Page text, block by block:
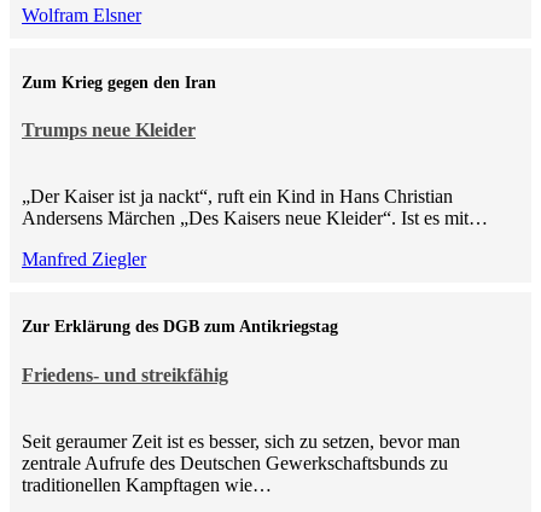
Wolfram Elsner
Trumps neue Kleider
Zum Krieg gegen den Iran
„Der Kaiser ist ja nackt“, ruft ein Kind in Hans Christian
Andersens Märchen „Des Kaisers neue Kleider“. Ist es mit…
Manfred Ziegler
Friedens- und streikfähig
Zur Erklärung des DGB zum Antikriegstag
Seit geraumer Zeit ist es besser, sich zu setzen, bevor man
zentrale Aufrufe des Deutschen Gewerkschaftsbunds zu
traditionellen Kampftagen wie…